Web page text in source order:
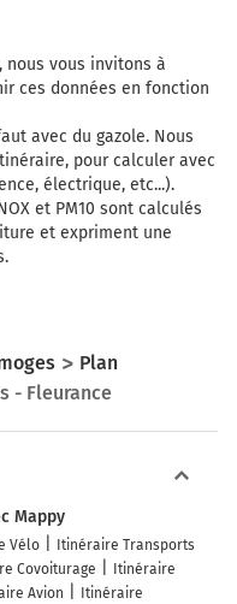
nous vous invitons à
ces données en fonction
avec du gazole. Nous
pour calculer avec
électrique, etc...).
et PM10 sont calculés
et expriment une
Plan
- Fleurance
Mappy
Vélo
Itinéraire Transports
Covoiturage
Itinéraire
Avion
Itinéraire